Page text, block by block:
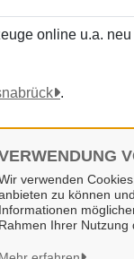
verwenden
zu können
Informationen
Rahmen Ihrer Nutzung
online u.a.
.